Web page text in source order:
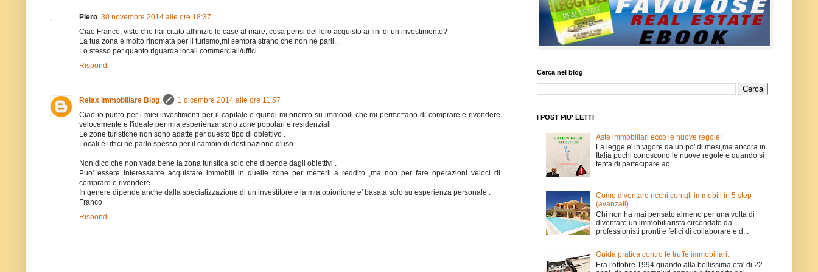
Piero 30 novembre 2014 alle ore 18:37
Ciao Franco, visto che hai citato all'inizio le case al mare, cosa pensi del loro acquisto ai fini di un investimento?
La tua zona è molto rinomata per il turismo,mi sembra strano che non ne parli..
Lo stesso per quanto riguarda locali commerciali/uffici.
Rispondi
Relax Immobiliare Blog
1 dicembre 2014 alle ore 11:57
Ciao io punto per i miei investimenti per il capitale e quindi mi oriento su immobili che mi permettano di comprare e rivendere
velocemente e l'ideale per mia esperienza sono zone popolari e residenziali .
Le zone turistiche non sono adatte per questo tipo di obiettivo .
Locali e uffici ne parlo spesso per il cambio di destinazione d'uso.
Non dico che non vada bene la zona turistica solo che dipende dagli obiettivi .
Puo' essere interessante acquistare immobili in quelle zone per metterli a reddito ,ma non per fare operazioni veloci di
comprare e rivendere.
In genere dipende anche dalla specializzazione di un investitore e la mia opionione e' basata solo su esperienza personale .
Franco
Rispondi
Cerca nel blog
I POST PIU' LETTI
Aste immobiliari ecco le nuove regole!
La legge e' in vigore da un po' di mesi,ma ancora in
Italia pochi conoscono le nuove regole e quando si
tenta di partecipare ad ...
Come diventare ricchi con gli immobili in 5 step
(avanzati)
Chi non ha mai pensato almeno per una volta di
diventare un immobiliarista circondato da
professionisti pronti e felici di collaborare e d...
Guida pratica contro le truffe immobiliari.
Era l'ottobre 1994 quando alla bellissima eta' di 22